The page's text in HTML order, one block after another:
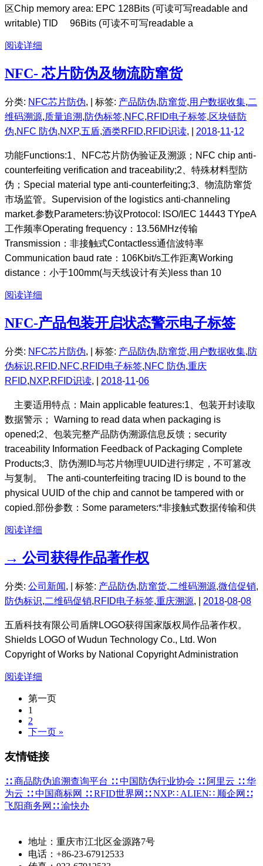
区Chip memory area: EPC 128Bits (可读可写readable and
writable) TID 96Bits (可读不可写readable a
阅读详细
NFC- 芯片防伪及物流防窜货
分类: NFC芯片防伪, | 标签: 产品防伪,防窜货,用户数据收集,二
维码溯源,质量追溯,防伪标签,NFC,RFID电子标签,区块链防
伪,NFC 防伪,NXP,五盾,酒类RFID,RFID识读, | 2018-11-12
功能Functions:1、NFC芯片防伪验证及溯源；NFC chip anti-
counterfeiting verification and traceability;2、特殊材料型防
伪；Special material type anti-counterfeiting;3、物流防窜货
市场监管。Supervision of the logistics anti-channeling
market.参数Parameters:协议Protocol: ISO/IEC 14443 TYpeA
工作频率Operating frequency：13.56MHz传输
Transmission：非接触式Contactless通信波特率
Communication baud rate：106Kbit/s工作距离Working
distance：小于100mm(与天线设计有关)less than 10
阅读详细
NFC-产品包装开启状态警示电子标签
分类: NFC芯片防伪, | 标签: 产品防伪,防窜货,用户数据收集,防
伪标识,RFID,NFC,RFID电子标签,NFC 防伪,重庆
RFID,NXP,RFID识读, | 2018-11-06
主要适用特点：Main applicable features:1、包装开封读取
数据警示； Warning to read data when packaging is
opened;2、包装完整产品防伪溯源信息反馈；security
traceability Information Feedback of Packaging Complete
Products;3、防伪溯ID与芯片物理UUID进行绑定，不可篡改
与复制。 The anti-counterfeiting tracing ID is bound to the
physical UUID of the chip and cannot be tampered with or
copied.部份参数：Some parameters:*非接触式数据传输和供
阅读详细
→ 公司获得作品著作权
分类: 公司新闻, | 标签: 产品防伪,防窜货,二维码溯源,微信促销,
防伪标识,二维码促销,RFID电子标签,重庆溯源, | 2018-08-08
五盾科技有限公司盾牌LOGO获得国家版权局作品著作权。
Shields LOGO of Wudun Technology Co., Ltd. Won
Copyright of Works by National Copyright Administration
阅读详细
第一页
1
2
下一页 »
友情链接
∷ 商品防伪追溯查询平台 ∷ 中国防伪行业协会 ∷ 阿里云 ∷ 华
为云 ∷ 中国商标网 ∷ RFID世界网 ∷ NXP∷ ALIEN∷ 顺企网 ∷
飞阳商务网 ∷ 渝快办
地址：重庆市江北区金源路7号
电话：+86-23-67912533